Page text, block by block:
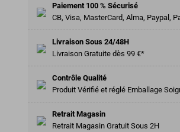
Paiement 100 % Sécurisé
CB, Visa, MasterCard, Alma, Paypal,
Livraison Sous 24/48H
Livraison Gratuite dès 99 €*
Contrôle Qualité
Produit Vérifié et réglé Emballage
Retrait Magasin
Retrait Magasin Gratuit Sous 2H